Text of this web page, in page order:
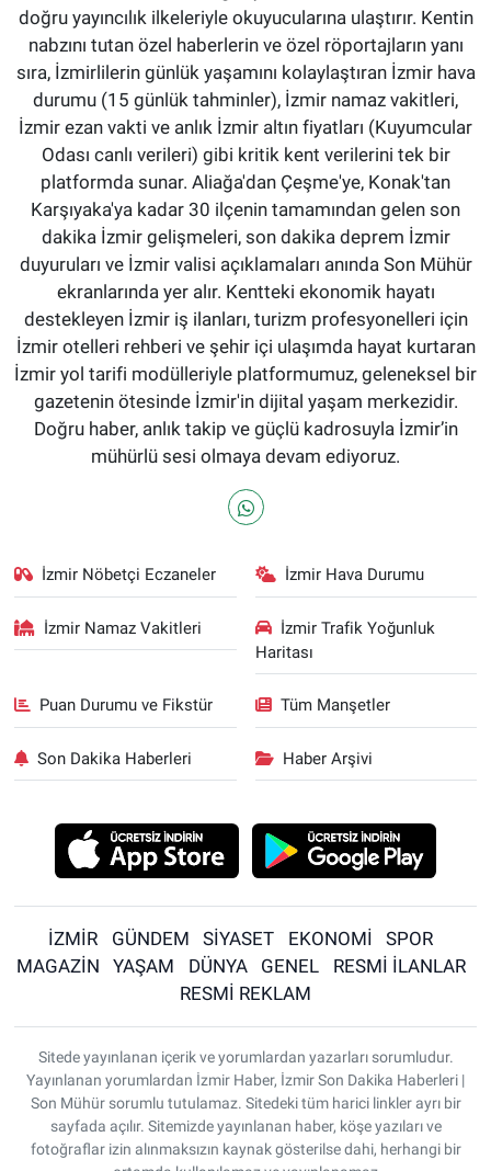
doğru yayıncılık ilkeleriyle okuyucularına ulaştırır. Kentin
nabzını tutan özel haberlerin ve özel röportajların yanı
sıra, İzmirlilerin günlük yaşamını kolaylaştıran İzmir hava
durumu (15 günlük tahminler), İzmir namaz vakitleri,
İzmir ezan vakti ve anlık İzmir altın fiyatları (Kuyumcular
Odası canlı verileri) gibi kritik kent verilerini tek bir
platformda sunar. Aliağa'dan Çeşme'ye, Konak'tan
Karşıyaka'ya kadar 30 ilçenin tamamından gelen son
dakika İzmir gelişmeleri, son dakika deprem İzmir
duyuruları ve İzmir valisi açıklamaları anında Son Mühür
ekranlarında yer alır. Kentteki ekonomik hayatı
destekleyen İzmir iş ilanları, turizm profesyonelleri için
İzmir otelleri rehberi ve şehir içi ulaşımda hayat kurtaran
İzmir yol tarifi modülleriyle platformumuz, geleneksel bir
gazetenin ötesinde İzmir'in dijital yaşam merkezidir.
Doğru haber, anlık takip ve güçlü kadrosuyla İzmir’in
mühürlü sesi olmaya devam ediyoruz.
İzmir Nöbetçi Eczaneler İzmir Hava Durumu
İzmir Namaz Vakitleri
İzmir Trafik Yoğunluk
Haritası
Puan Durumu ve Fikstür Tüm Manşetler
Son Dakika Haberleri Haber Arşivi
İZMİR GÜNDEM SİYASET EKONOMİ
SPOR
MAGAZİN
YAŞAM DÜNYA GENEL
RESMİ İLANLAR
RESMİ REKLAM
Sitede yayınlanan içerik ve yorumlardan yazarları sorumludur.
Yayınlanan yorumlardan İzmir Haber, İzmir Son Dakika Haberleri |
Son Mühür sorumlu tutulamaz. Sitedeki tüm harici linkler ayrı bir
sayfada açılır. Sitemizde yayınlanan haber, köşe yazıları ve
fotoğraflar izin alınmaksızın kaynak gösterilse dahi, herhangi bir